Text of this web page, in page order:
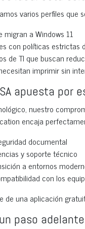
varios perfiles
migran a Windows 11
con políticas estrictas
de TI que buscan
imprimir sin
apuesta por
nuestro
encaja
documental
y soporte técnico
a entornos
con los
de una aplicación
paso